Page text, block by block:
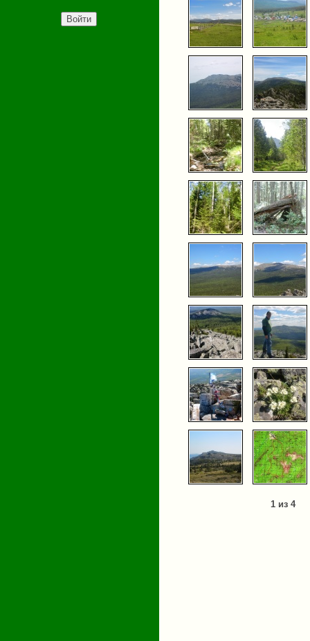
1 из 4